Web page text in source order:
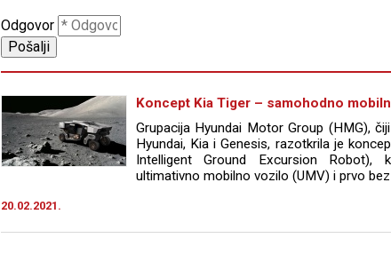
Odgovor
Koncept Kia Tiger – samohodno
Grupacija Hyundai Motor Group (HMG),
Hyundai, Kia i Genesis, razotkrila je
Intelligent Ground Excursion Robot),
ultimativno mobilno vozilo (UMV) i prvo bez
20.02.2021.